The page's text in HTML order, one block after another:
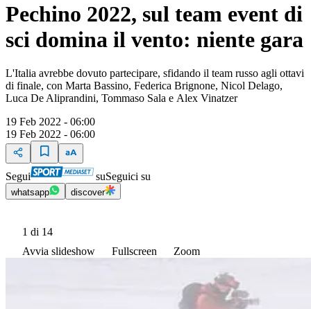
Pechino 2022, sul team event di
sci domina il vento: niente gara
L'Italia avrebbe dovuto partecipare, sfidando il team russo agli ottavi
di finale, con Marta Bassino, Federica Brignone, Nicol Delago,
Luca De Aliprandini, Tommaso Sala e Alex Vinatzer
19 Feb 2022 - 06:00
19 Feb 2022 - 06:00
Segui suSeguici su
whatsapp discover
1 di 14
Avvia slideshow
Fullscreen Zoom